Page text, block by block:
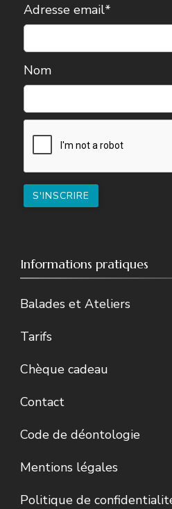
Adresse email*
Nom
Informations pratiques
Balades et Ateliers
Tarifs
Chèque cadeau
Contact
Code de déontologie
Mentions légales
Politique de